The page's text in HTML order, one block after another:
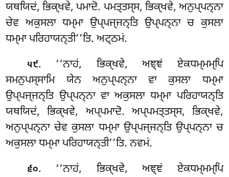
ਯਥਯਿਦਂ, ਭਿਕ੍ਖਵੇ, ਪਮਾਦੋ. ਪਮਤ੍ਤਸ੍ਸ, ਭਿਕ੍ਖਵੇ, ਅਨੁਪ੍ਪਨ੍ਨਾ
ਚੇਵ ਅਕੁਸਲਾ ਧਮ੍ਮਾ ਉਪ੍ਪਜ੍ਜਨ੍ਤਿ ਉਪ੍ਪਨ੍ਨਾ ਚ ਕੁਸਲਾ
ਧਮ੍ਮਾ ਪਰਿਹਾਯਨ੍ਤੀ’’ਤਿ. ਅਟ੍ਠਮਂ.
੫੯. ‘‘ਨਾਹਂ, ਭਿਕ੍ਖਵੇ, ਅਞ੍ਞਂ ਏਕਧਮ੍ਮਮ੍ਪਿ
ਸਮਨੁਪਸ੍ਸਾਮਿ ਯੇਨ ਅਨੁਪ੍ਪਨ੍ਨਾ ਵਾ ਕੁਸਲਾ ਧਮ੍ਮਾ
ਉਪ੍ਪਜ੍ਜਨ੍ਤਿ ਉਪ੍ਪਨ੍ਨਾ ਵਾ ਅਕੁਸਲਾ ਧਮ੍ਮਾ ਪਰਿਹਾਯਨ੍ਤਿ
ਯਥਯਿਦਂ, ਭਿਕ੍ਖਵੇ, ਅਪ੍ਪਮਾਦੋ. ਅਪ੍ਪਮਤ੍ਤਸ੍ਸ, ਭਿਕ੍ਖਵੇ,
ਅਨੁਪ੍ਪਨ੍ਨਾ ਚੇਵ ਕੁਸਲਾ ਧਮ੍ਮਾ ਉਪ੍ਪਜ੍ਜਨ੍ਤਿ ਉਪ੍ਪਨ੍ਨਾ ਚ
ਅਕੁਸਲਾ ਧਮ੍ਮਾ ਪਰਿਹਾਯਨ੍ਤੀ’’ਤਿ. ਨਵਮਂ.
੬੦. ‘‘ਨਾਹਂ, ਭਿਕ੍ਖਵੇ, ਅਞ੍ਞਂ ਏਕਧਮ੍ਮਮ੍ਪਿ